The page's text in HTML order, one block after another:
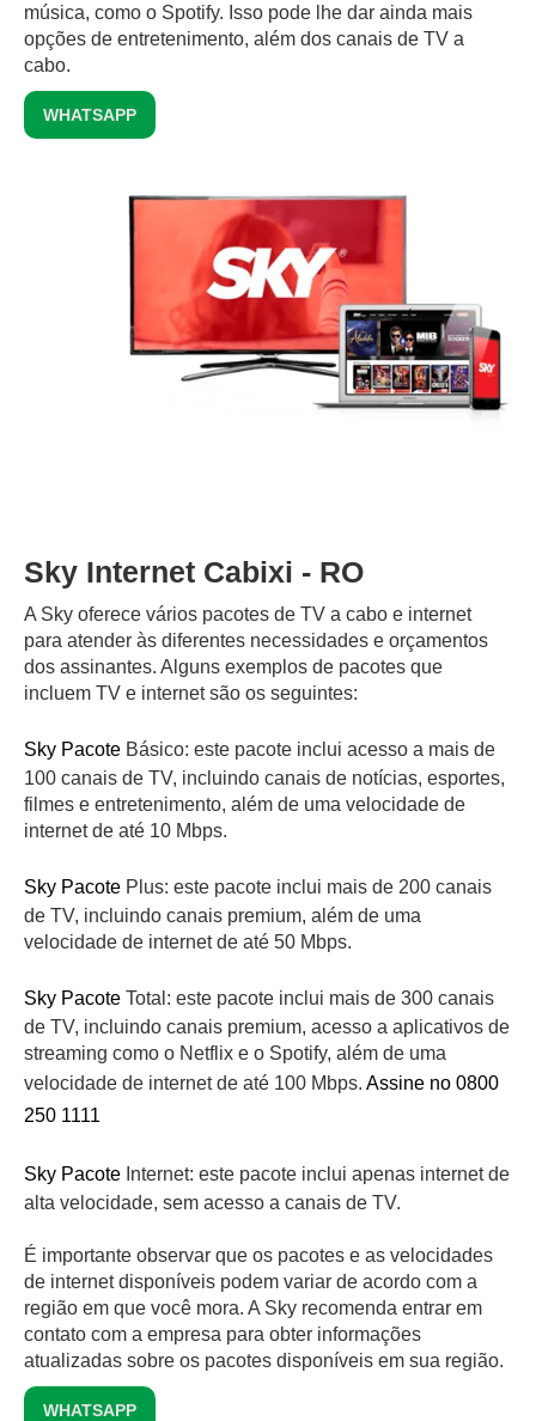
música, como o Spotify. Isso pode lhe dar ainda mais
opções de entretenimento, além dos canais de TV a
cabo.
WHATSAPP
Sky Internet Cabixi - RO
A Sky oferece vários pacotes de TV a cabo e internet
para atender às diferentes necessidades e orçamentos
dos assinantes. Alguns exemplos de pacotes que
incluem TV e internet são os seguintes:
Sky Pacote Básico: este pacote inclui acesso a mais de
100 canais de TV, incluindo canais de notícias, esportes,
filmes e entretenimento, além de uma velocidade de
internet de até 10 Mbps.
Sky Pacote Plus: este pacote inclui mais de 200 canais
de TV, incluindo canais premium, além de uma
velocidade de internet de até 50 Mbps.
Sky Pacote Total: este pacote inclui mais de 300 canais
de TV, incluindo canais premium, acesso a aplicativos de
streaming como o Netflix e o Spotify, além de uma
velocidade de internet de até 100 Mbps. Assine no 0800
250 1111
Sky Pacote Internet: este pacote inclui apenas internet de
alta velocidade, sem acesso a canais de TV.
É importante observar que os pacotes e as velocidades
de internet disponíveis podem variar de acordo com a
região em que você mora. A Sky recomenda entrar em
contato com a empresa para obter informações
atualizadas sobre os pacotes disponíveis em sua região.
WHATSAPP